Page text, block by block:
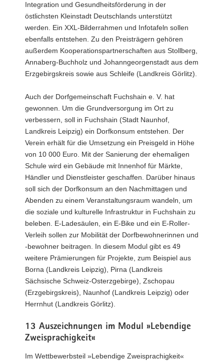
Integration und Gesundheitsförderung in der
östlichsten Kleinstadt Deutschlands unterstützt
werden. Ein XXL-Bilderrahmen und Infotafeln sollen
ebenfalls entstehen. Zu den Preisträgern gehören
außerdem Kooperationspartnerschaften aus Stollberg,
Annaberg-Buchholz und Johanngeorgenstadt aus dem
Erzgebirgskreis sowie aus Schleife (Landkreis Görlitz).
Auch der Dorfgemeinschaft Fuchshain e. V. hat
gewonnen. Um die Grundversorgung im Ort zu
verbessern, soll in Fuchshain (Stadt Naunhof,
Landkreis Leipzig) ein Dorfkonsum entstehen. Der
Verein erhält für die Umsetzung ein Preisgeld in Höhe
von 10 000 Euro. Mit der Sanierung der ehemaligen
Schule wird ein Gebäude mit Innenhof für Märkte,
Händler und Dienstleister geschaffen. Darüber hinaus
soll sich der Dorfkonsum an den Nachmittagen und
Abenden zu einem Veranstaltungsraum wandeln, um
die soziale und kulturelle Infrastruktur in Fuchshain zu
beleben. E-Ladesäulen, ein E-Bike und ein E-Roller-
Verleih sollen zur Mobilität der Dorfbewohnerinnen und
-bewohner beitragen. In diesem Modul gibt es 49
weitere Prämierungen für Projekte, zum Beispiel aus
Borna (Landkreis Leipzig), Pirna (Landkreis
Sächsische Schweiz-Osterzgebirge), Zschopau
(Erzgebirgskreis), Naunhof (Landkreis Leipzig) oder
Herrnhut (Landkreis Görlitz).
13 Auszeichnungen im Modul »Lebendige
Zweisprachigkeit«
Im Wettbewerbsteil »Lebendige Zweisprachigkeit«